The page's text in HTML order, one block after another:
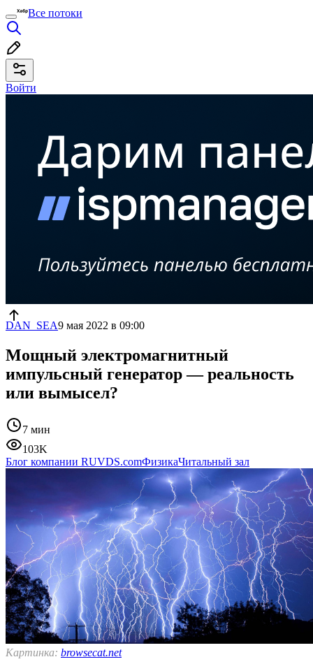
Все потоки
Войти
DAN_SEA9 мая 2022 в 09:00
Мощный электромагнитный
импульсный генератор — реальность
или вымысел?
7 мин
103K
Блог компании RUVDS.comФизикаЧитальный зал
Картинка: browsecat.net